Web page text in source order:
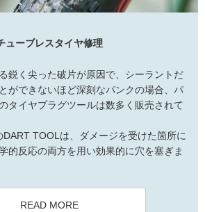
ューブレスタイヤ修理
鋭く尖った破片が原因で、シーラントだ
ができないほど深刻なパンクの場合、パ
タイヤプラグツールは数多く販売されて
DART TOOLは、ダメージを受けた箇所に
的反応の両方を用い効果的に穴を塞ぎま
READ MORE